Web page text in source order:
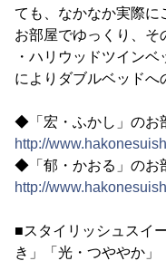
ても、なかなか実際に
お部屋でゆっくり、そ
・ハリウッドツイン
によりダブルベッドへ
◆「宏・ふかし」のお
http://
◆「郁・かおる」のお
http://
■スタイリッシュスイ
き」「光・つややか」